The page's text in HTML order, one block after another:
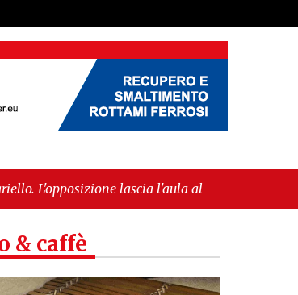
l'aula al momento del voto"
& caffè